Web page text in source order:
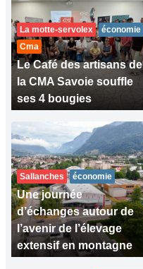
La motte-servolex
économie
Cma
Le Café des artisans de
la CMA Savoie souffle
ses 4 bougies
Sallanches économie
Une journée
d’échanges autour de
l’avenir de l’élevage
extensif en montagne